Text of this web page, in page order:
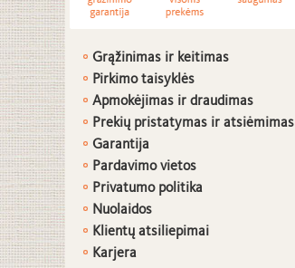
Grąžinimas ir keitimas
Pirkimo taisyklės
Apmokėjimas ir draudimas
Prekių pristatymas ir atsiėmimas
Garantija
Pardavimo vietos
Privatumo politika
Nuolaidos
Klientų atsiliepimai
Karjera